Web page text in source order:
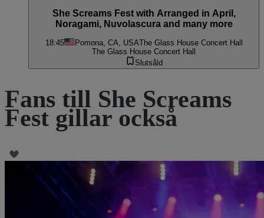
She Screams Fest with Arranged in April,
Noragami, Nuvolascura and many more
18:45 Pomona, CA, USAThe Glass House Concert Hall
The Glass House Concert Hall
Slutsåld
Fans till She Screams
Fest gillar också